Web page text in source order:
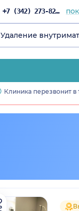
+7 (342) 273-82-16
Удаление
Клиника перезвонит в